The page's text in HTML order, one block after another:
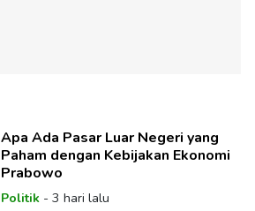
Apa Ada Pasar Luar Negeri yang
Paham dengan Kebijakan Ekonomi
Prabowo
Politik- 3 hari lalu